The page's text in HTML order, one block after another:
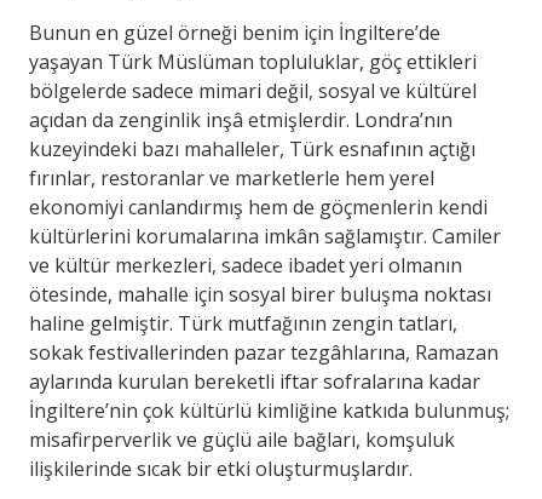
Bunun en güzel örneği benim için İngiltere’de
yaşayan Türk Müslüman topluluklar, göç ettikleri
bölgelerde sadece mimari değil, sosyal ve kültürel
açıdan da zenginlik inşâ etmişlerdir. Londra’nın
kuzeyindeki bazı mahalleler, Türk esnafının açtığı
fırınlar, restoranlar ve marketlerle hem yerel
ekonomiyi canlandırmış hem de göçmenlerin kendi
kültürlerini korumalarına imkân sağlamıştır. Camiler
ve kültür merkezleri, sadece ibadet yeri olmanın
ötesinde, mahalle için sosyal birer buluşma noktası
haline gelmiştir. Türk mutfağının zengin tatları,
sokak festivallerinden pazar tezgâhlarına, Ramazan
aylarında kurulan bereketli iftar sofralarına kadar
İngiltere’nin çok kültürlü kimliğine katkıda bulunmuş;
misafirperverlik ve güçlü aile bağları, komşuluk
ilişkilerinde sıcak bir etki oluşturmuşlardır.